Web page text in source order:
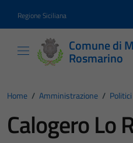
Regione Siciliana
Comune di
Rosmarino
Home / Amministrazione / Politici
Calogero Lo